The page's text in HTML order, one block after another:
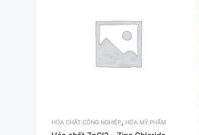
HÓA CHẤT CÔNG NGHIỆP, HÓA MỸ PHẨM